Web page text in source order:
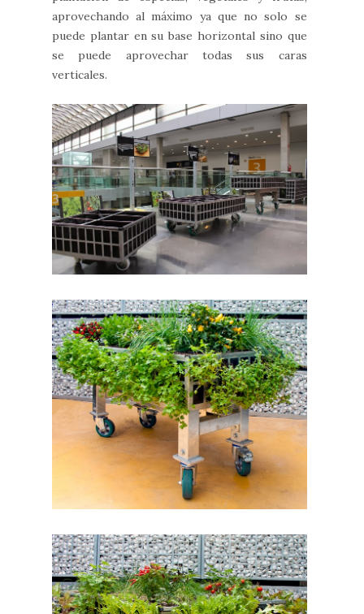
aprovechando al máximo ya que no solo se
puede plantar en su base horizontal sino que
se puede aprovechar todas sus caras
verticales.